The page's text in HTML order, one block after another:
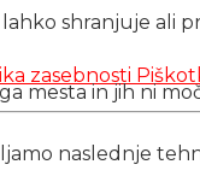
shranjuje ali
zasebnosti
mesta in jih ni
naslednje